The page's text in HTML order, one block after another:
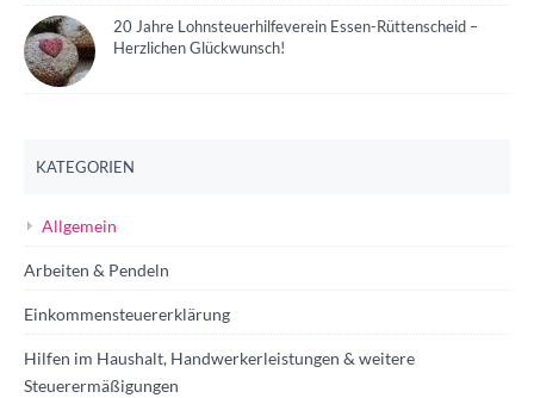
20 Jahre Lohnsteuerhilfeverein Essen-Rüttenscheid –
Herzlichen Glückwunsch!
KATEGORIEN
Allgemein
Arbeiten & Pendeln
Einkommensteuererklärung
Hilfen im Haushalt, Handwerkerleistungen & weitere
Steuerermäßigungen